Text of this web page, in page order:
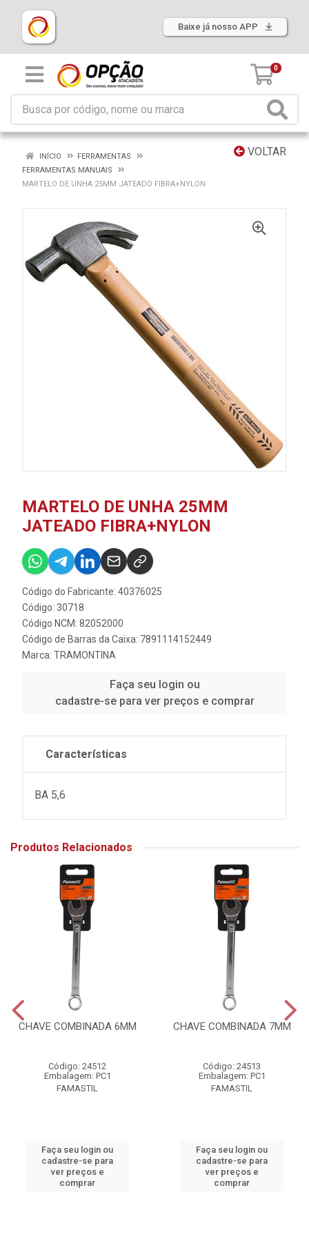
Baixe já nosso APP
0
VOLTAR
INÍCIO
FERRAMENTAS
FERRAMENTAS MANUAIS
MARTELO DE UNHA 25MM JATEADO FIBRA+NYLON
MARTELO DE UNHA 25MM
JATEADO FIBRA+NYLON
Código do Fabricante: 40376025
Código: 30718
Código NCM: 82052000
Código de Barras da Caixa: 7891114152449
Marca: TRAMONTINA
Faça seu login ou
cadastre-se para ver preços e comprar
Características
BA 5,6
Produtos Relacionados
CHAVE COMBINADA 6MM
Código: 24512
Embalagem: PC1
FAMASTIL
Faça seu login ou
cadastre-se para
ver preços e
comprar
CHAVE COMBINADA 7MM
Código: 24513
Embalagem: PC1
FAMASTIL
Faça seu login ou
cadastre-se para
ver preços e
comprar